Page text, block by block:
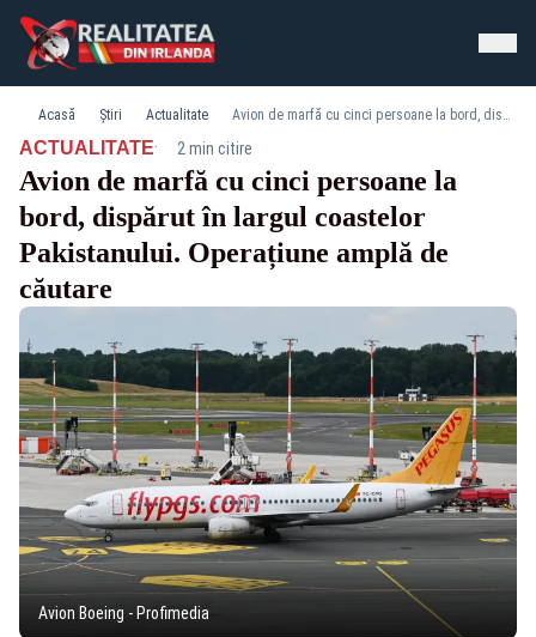
Acasă Știri Actualitate Avion de marfă cu cinci persoane la bord, dispărut în largul coastelor Pakistanului. Operațiune amplă de căutare
ACTUALITATE· 2 min citire
Avion de marfă cu cinci persoane la
bord, dispărut în largul coastelor
Pakistanului. Operațiune amplă de
căutare
Avion Boeing - Profimedia